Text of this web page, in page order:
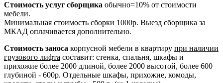
Стоимость услуг сборщика обычно=10% от стоимости
мебели.
Минимальная стоимость сборки 1000р. Выезд сборщика за
МКАД оплачивается дополнительно.
Стоимость заноса корпусной мебели в квартиру при наличии
грузового лифта составит: стенка, спальня, шкафы и
прихожие более 2000 длиной, более 2000 высотой, более 600
глубиной - 600р. Отдельные шкафы, прихожие, комоды,